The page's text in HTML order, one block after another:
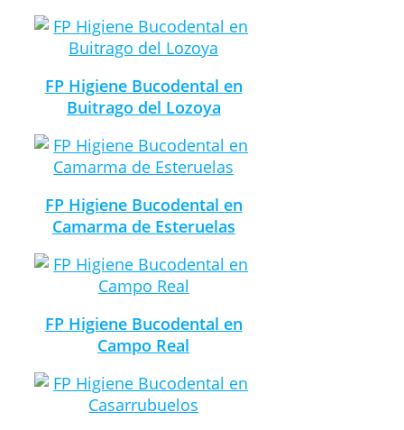
FP Higiene Bucodental en
Buitrago del Lozoya
FP Higiene Bucodental en
Camarma de Esteruelas
FP Higiene Bucodental en
Campo Real